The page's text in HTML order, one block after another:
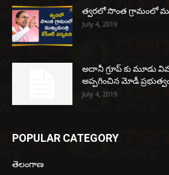
త్వరలో సొంత గ్రామంలో
July 4, 2019
అదానీ గ్రూప్ కు
అప్పగించిన మోడీ
July 4, 2019
POPULAR CATEGORY
తెలంగాణ